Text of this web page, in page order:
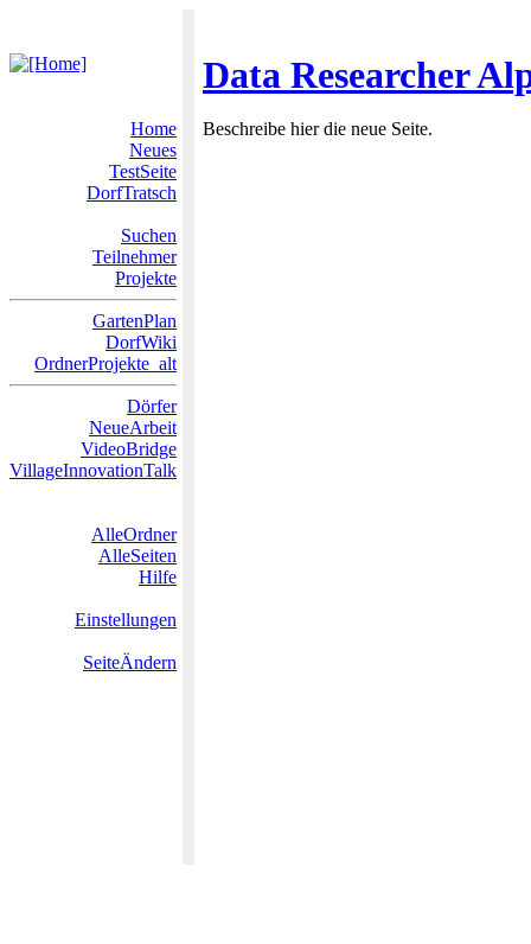
Data Researcher
Home
Neues
TestSeite
DorfTratsch
Suchen
Teilnehmer
Projekte
GartenPlan
DorfWiki
OrdnerProjekte_alt
Dörfer
NeueArbeit
VideoBridge
VillageInnovationTalk
AlleOrdner
AlleSeiten
Hilfe
Einstellungen
SeiteÄndern
Beschreibe hier die neue Seite.